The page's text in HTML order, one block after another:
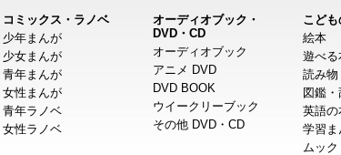
コミックス・ラノベ
少年まんが
少女まんが
青年まんが
女性まんが
青年ラノベ
女性ラノベ
オーディオブック・
DVD・CD
オーディオブック
アニメ DVD
DVD BOOK
ウイークリーブック
その他 DVD・CD
こど
絵本
遊べる
読み物
図鑑
英語の
学習ま
ムック